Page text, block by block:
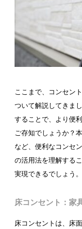
ここまで、コンセン
ついて解説してきま
することで、より便
ご存知でしょうか？
など、便利なコンセ
の活用法を理解する
実現できるでしょう。
床コンセント：家
床コンセントは、床